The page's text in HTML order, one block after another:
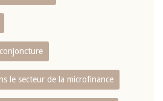
le secteur de la microfinance